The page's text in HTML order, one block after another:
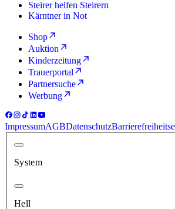
Steirer helfen Steirern
Kärntner in Not
Shop
Auktion
Kinderzeitung
Trauerportal
Partnersuche
Werbung
ImpressumAGBDatenschutz
System
Hell